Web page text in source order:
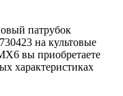
патрубок
на культовые
вы приобретаете
характеристиках